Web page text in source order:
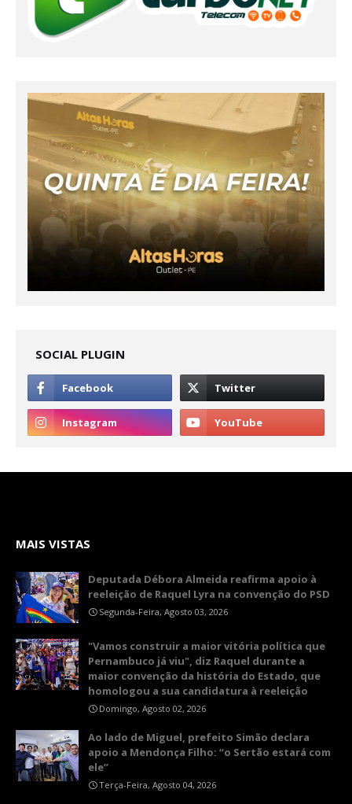
SOCIAL PLUGIN
MAIS VISTAS
Deputada Débora Almeida reafirma apoio à
reeleição de Raquel Lyra na convenção do PSD
Segunda-Feira, Agosto 03, 2026
"Vamos construir a maior vitória política que
Pernambuco já viu", diz Raquel durante a
maior convenção da história do Estado, que
homologou a sua candidatura à reeleição
Domingo, Agosto 02, 2026
Ao lado de Miguel, prefeito Simão declara
apoio a Mendonça Filho: “o Sertão estará com
ele”
Terça-Feira, Agosto 04, 2026